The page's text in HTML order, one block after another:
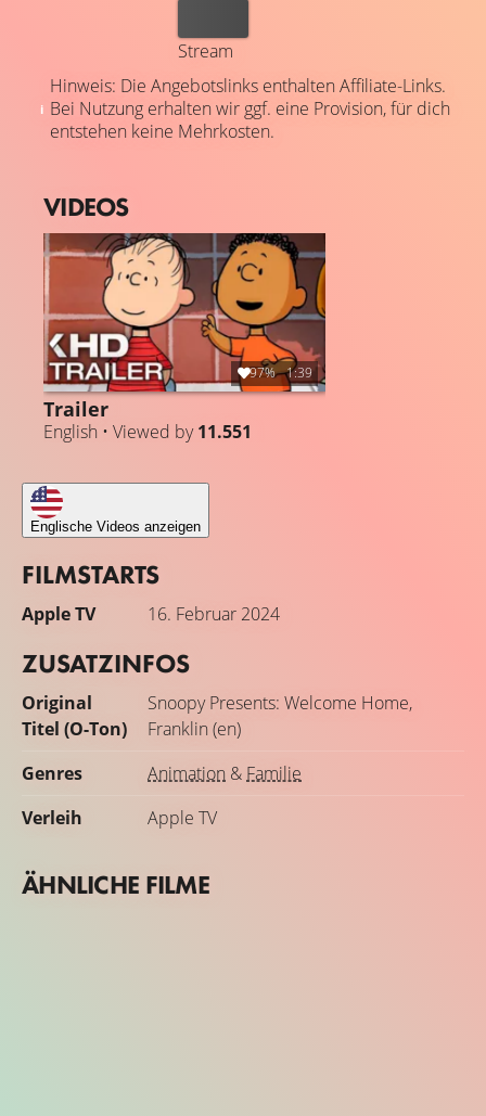
Stream
Hinweis: Die Angebotslinks enthalten Affiliate-Links.
Bei Nutzung erhalten wir ggf. eine Provision, für dich
entstehen keine Mehrkosten.
VIDEOS
97% 1:39
Trailer
English • Viewed by11.551
Englische Videos anzeigen
FILMSTARTS
Apple TV 16. Februar 2024
ZUSATZINFOS
Original
Titel (O-Ton)
Snoopy Presents: Welcome Home,
Franklin (en)
Genres
Animation & Familie
Verleih
Apple TV
ÄHNLICHE FILME